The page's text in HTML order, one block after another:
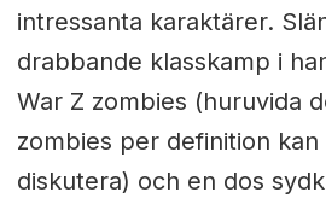
intressanta karaktärer.
drabbande klasskamp i
War Z zombies (huruvida
zombies per definition
diskutera) och en dos